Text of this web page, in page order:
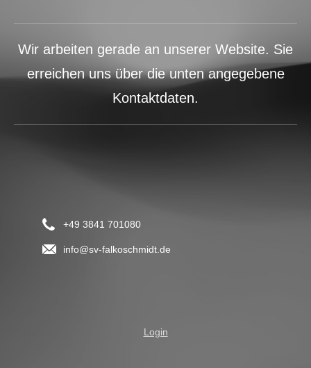
Wir arbeiten gerade an unserer Website. Sie
erreichen uns über die unten angegebene
Kontaktdaten.
+49 3841 701080
info@sv-falkoschmidt.de
Login